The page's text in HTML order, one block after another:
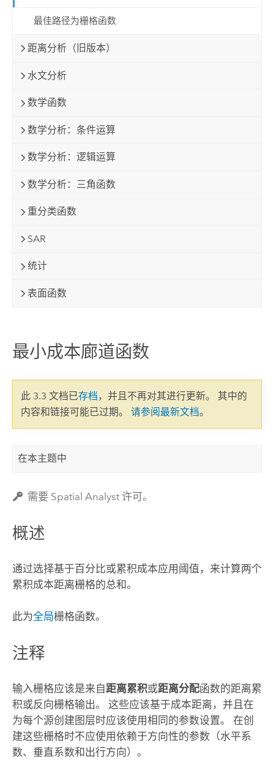
最佳路径为栅格函数
距离分析（旧版本）
水文分析
数学函数
数学分析：条件运算
数学分析：逻辑运算
数学分析：三角函数
重分类函数
SAR
统计
表面函数
最小成本廊道函数
此 3.3 文档已存档，并且不再对其进行更新。 其中的
内容和链接可能已过期。 请参阅最新文档。
在本主题中
需要 Spatial Analyst 许可。
概述
通过选择基于百分比或累积成本应用阈值，来计算两个
累积成本距离栅格的总和。
此为全局栅格函数。
注释
输入栅格应该是来自距离累积或距离分配函数的距离累
积或反向栅格输出。 这些应该基于成本距离，并且在
为每个源创建图层时应该使用相同的参数设置。 在创
建这些栅格时不应使用依赖于方向性的参数（水平系
数、垂直系数和出行方向）。